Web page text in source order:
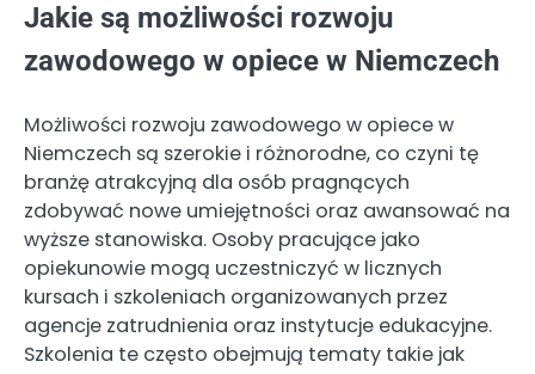
Jakie są możliwości rozwoju
zawodowego w opiece w Niemczech
Możliwości rozwoju zawodowego w opiece w
Niemczech są szerokie i różnorodne, co czyni tę
branżę atrakcyjną dla osób pragnących
zdobywać nowe umiejętności oraz awansować na
wyższe stanowiska. Osoby pracujące jako
opiekunowie mogą uczestniczyć w licznych
kursach i szkoleniach organizowanych przez
agencje zatrudnienia oraz instytucje edukacyjne.
Szkolenia te często obejmują tematy takie jak